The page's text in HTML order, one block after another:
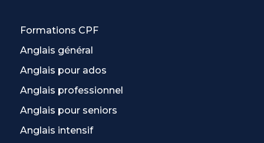
Formations CPF
Anglais général
Anglais pour ados
Anglais professionnel
Anglais pour seniors
Anglais intensif